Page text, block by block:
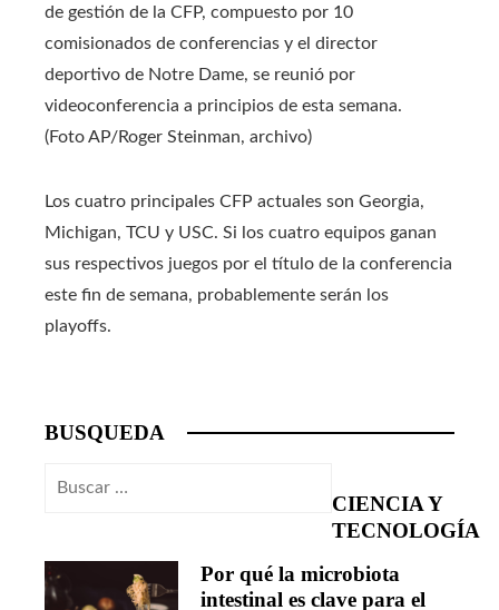
de gestión de la CFP, compuesto por 10
comisionados de conferencias y el director
deportivo de Notre Dame, se reunió por
videoconferencia a principios de esta semana.
(Foto AP/Roger Steinman, archivo)
Los cuatro principales CFP actuales son Georgia,
Michigan, TCU y USC. Si los cuatro equipos ganan
sus respectivos juegos por el título de la conferencia
este fin de semana, probablemente serán los
playoffs.
BUSQUEDA
Buscar:
CIENCIA Y
TECNOLOGÍA
Por qué la microbiota
intestinal es clave para el